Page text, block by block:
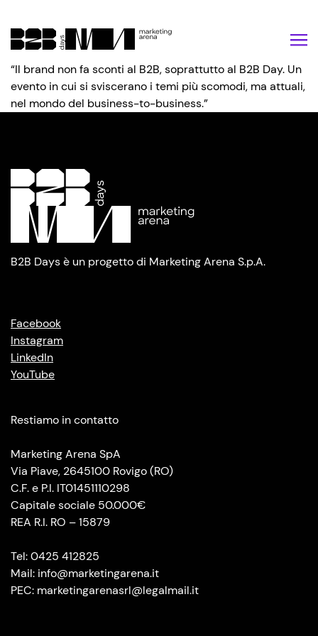
“Il brand non fa sconti al B2B, soprattutto al B2B Day. Un
evento in cui si sviscerano i temi più scomodi, ma attuali,
nel mondo del business-to-business.”
B2B Days è un progetto di Marketing Arena S.p.A.
Facebook
Instagram
LinkedIn
YouTube
Restiamo in contatto
Marketing Arena SpA
Via Piave, 2645100 Rovigo (RO)
C.F. e P.I. IT01451110298
Capitale sociale 50.000€
REA R.I. RO – 15879
Tel: 0425 412825
Mail: info@marketingarena.it
PEC: marketingarenasrl@legalmail.it